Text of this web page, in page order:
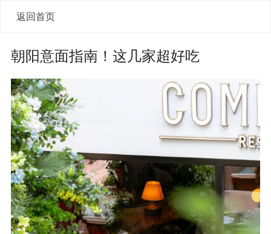
返回首页
朝阳意面指南！这几家超好吃